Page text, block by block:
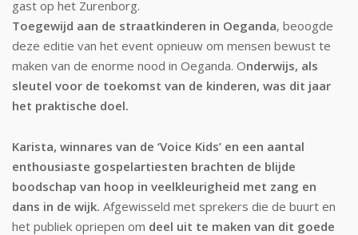
gast op het Zurenborg.
Toegewijd aan de straatkinderen in Oeganda, beoogde
deze editie van het event opnieuw om mensen bewust te
maken van de enorme nood in Oeganda. Onderwijs, als
sleutel voor de toekomst van de kinderen, was dit jaar
het praktische doel.
Karista, winnares van de ‘Voice Kids’ en een aantal
enthousiaste gospelartiesten brachten de blijde
boodschap van hoop in veelkleurigheid met zang en
dans in de wijk. Afgewisseld met sprekers die de buurt en
het publiek opriepen om deel uit te maken van dit goede